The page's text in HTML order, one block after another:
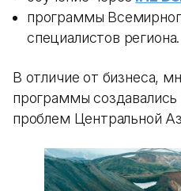
программы
специалистов региона.
В отличие от бизнеса,
программы
проблем Центральной